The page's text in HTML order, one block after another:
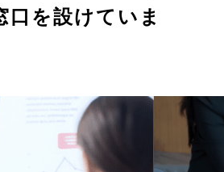
を設けていま